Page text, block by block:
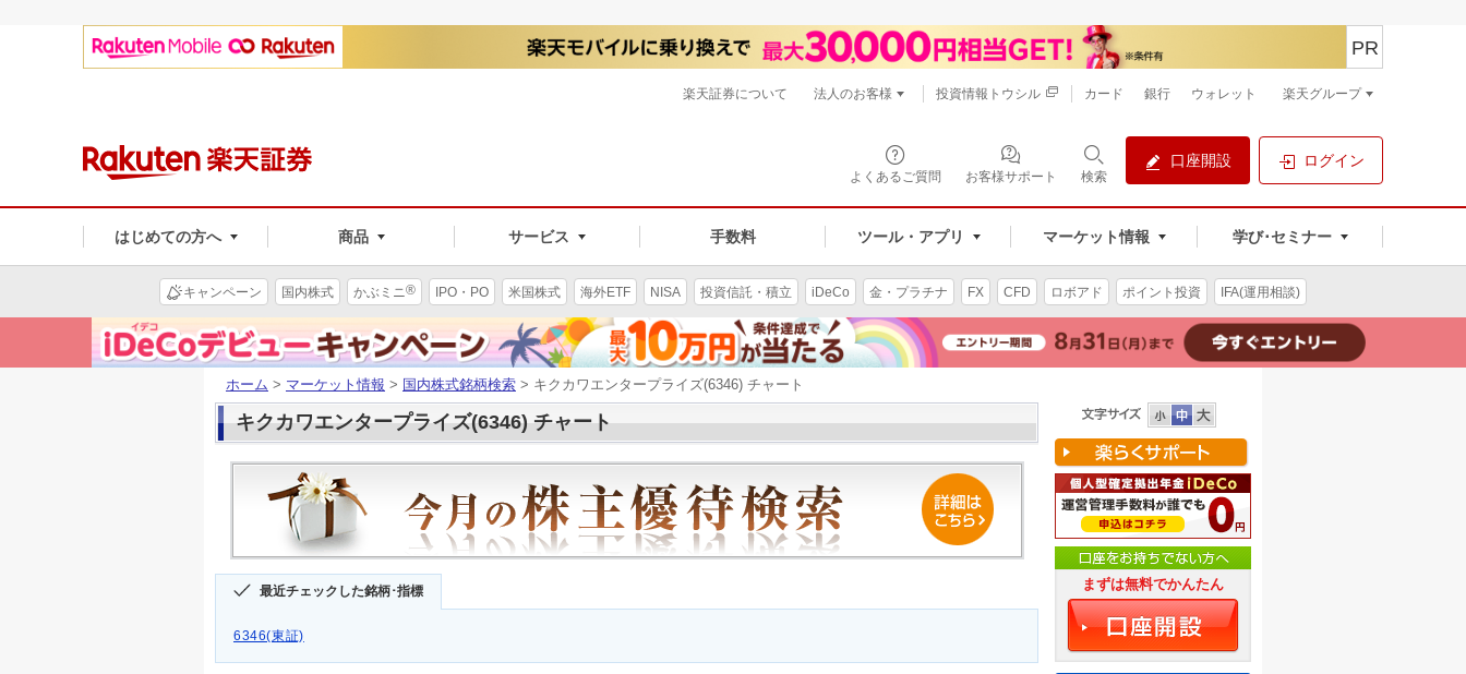
よくあるご質問 お客様サポート 検索
口座開設 ログイン
はじめての方へ 商品 サービス 手数料 ツール・アプリ マーケット情報 学び･セミナー
PR
楽天証券について 法人のお客様 投資情報トウシル カード 銀行 ウォレット 楽天グループ
キャンペーン 国内株式 かぶミニ® IPO・PO 米国株式 海外ETF NISA 投資信託・積立 iDeCo 金・プラチナ FX CFD ロボアド ポイント投資 IFA(運用相談)
ホーム > マーケット情報 > 国内株式銘柄検索 > キクカワエンタープライズ(6346) チャート
キクカワエンタープライズ(6346) チャート
最近チェックした銘柄･指標
6346(東証)
まずは無料でかんたん